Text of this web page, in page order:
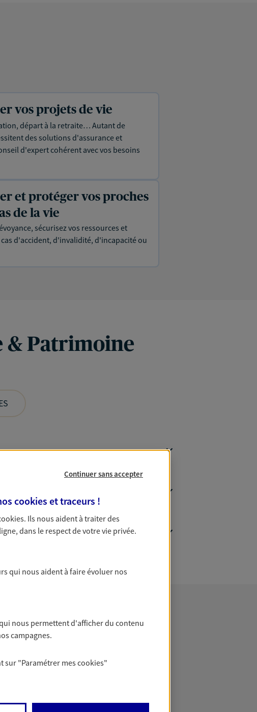
vos projets de vie
départ à la retraite… Autant de
des solutions d'assurance et
d'expert cohérent avec vos besoins
et protéger vos proches
de la vie
sécurisez vos ressources et
d'accident, d'invalidité, d'incapacité ou
& Patrimoine
Continuer sans accepter
cookies et traceurs !
. Ils nous aident à traiter des
dans le respect de votre vie privée.
qui nous aident à faire évoluer nos
nous permettent d'afficher du contenu
campagnes.
sur "Paramétrer mescookies"